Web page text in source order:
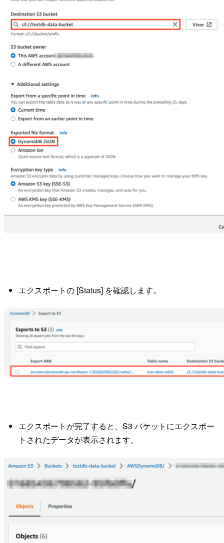
エクスポートの [Status] を確認します。
エクスポートが完了すると、S3 バケットにエクスポー
トされたデータが表示されます。